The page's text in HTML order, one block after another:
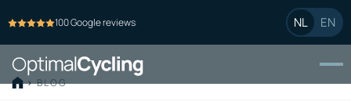
100 Google reviews NL EN
>BLOG